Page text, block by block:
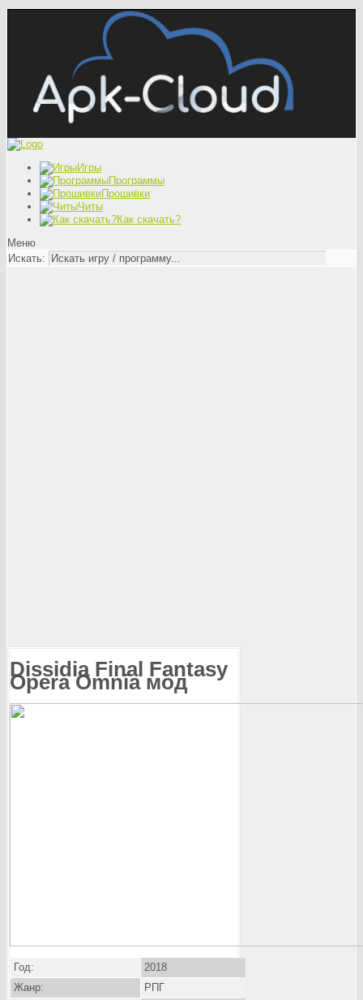
Игры
Программы
Прошивки
Читы
Как скачать?
Меню
Искать:
Dissidia Final Fantasy
Opera Omnia мод
Год:
2018
Жанр:
РПГ